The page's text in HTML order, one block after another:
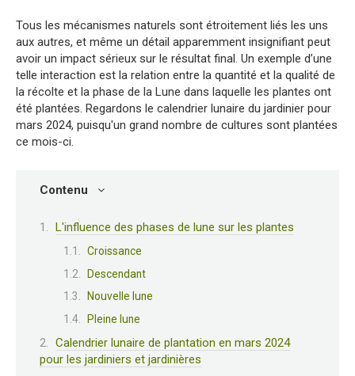
Tous les mécanismes naturels sont étroitement liés les uns
aux autres, et même un détail apparemment insignifiant peut
avoir un impact sérieux sur le résultat final. Un exemple d’une
telle interaction est la relation entre la quantité et la qualité de
la récolte et la phase de la Lune dans laquelle les plantes ont
été plantées. Regardons le calendrier lunaire du jardinier pour
mars 2024, puisqu'un grand nombre de cultures sont plantées
ce mois-ci.
Contenu
L'influence des phases de lune sur les plantes
Croissance
Descendant
Nouvelle lune
Pleine lune
Calendrier lunaire de plantation en mars 2024
pour les jardiniers et jardinières